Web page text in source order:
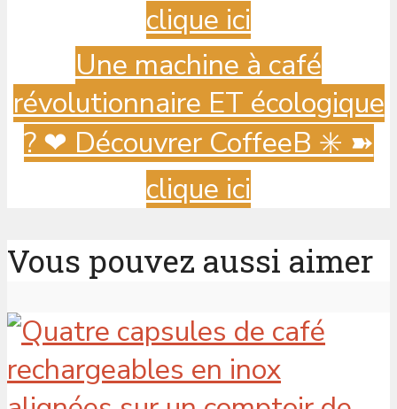
clique ici
Une machine à café
révolutionnaire ET écologique
? ️❤ Découvrer CoffeeB ✳️ ➽
clique ici
Vous pouvez aussi aimer